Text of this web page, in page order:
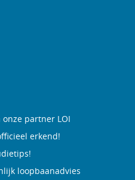
partner LOI
erkend!
loopbaanadvies